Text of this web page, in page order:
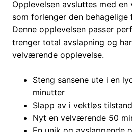
Opplevelsen avsluttes med
som forlenger den
Denne opplevelsen passer
trenger total avslapning og
velværende opplevelse.
Steng sansene ute i en
minutter
Slapp av i vektløs tilstand
Nyt en velværende 50